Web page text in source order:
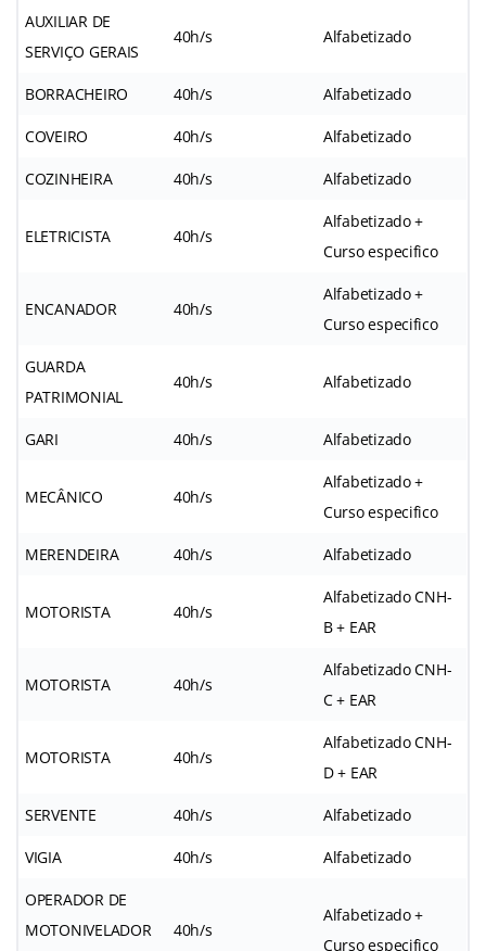
AUXILIAR DE
SERVIÇO GERAIS
40h/s Alfabetizado
BORRACHEIRO 40h/s Alfabetizado
COVEIRO 40h/s Alfabetizado
COZINHEIRA 40h/s Alfabetizado
ELETRICISTA 40h/s
Alfabetizado +
Curso especifico
ENCANADOR 40h/s
Alfabetizado +
Curso especifico
GUARDA
PATRIMONIAL
40h/s Alfabetizado
GARI 40h/s Alfabetizado
MECÂNICO 40h/s
Alfabetizado +
Curso especifico
MERENDEIRA 40h/s Alfabetizado
MOTORISTA 40h/s
Alfabetizado CNH-
B + EAR
MOTORISTA 40h/s
Alfabetizado CNH-
C + EAR
MOTORISTA 40h/s
Alfabetizado CNH-
D + EAR
SERVENTE 40h/s Alfabetizado
VIGIA 40h/s Alfabetizado
OPERADOR DE
MOTONIVELADOR
40h/s
Alfabetizado +
Curso especifico